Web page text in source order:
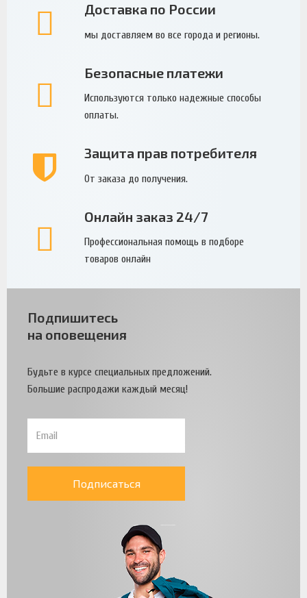
Доставка по России
мы доставляем во все города и регионы.
Безопасные платежи
Используются только надежные способы
оплаты.
Защита прав потребителя
От заказа до получения.
Онлайн заказ 24/7
Профессиональная помощь в подборе
товаров онлайн
Подпишитесь
на оповещения
Будьте в курсе специальных предложений.
Большие распродажи каждый месяц!
Подписаться